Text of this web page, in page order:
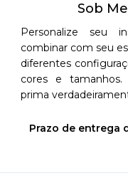
Sob
Personalize seu
combinar com seu
diferentes
cores e
prima
Prazo de entrega